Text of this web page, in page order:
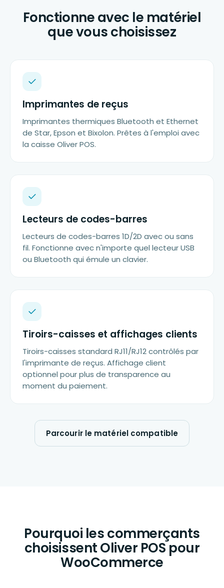
Fonctionne avec le matériel
que vous choisissez
Imprimantes de reçus
Imprimantes thermiques Bluetooth et Ethernet
de Star, Epson et Bixolon. Prêtes à l'emploi avec
la caisse Oliver POS.
Lecteurs de codes-barres
Lecteurs de codes-barres 1D/2D avec ou sans
fil. Fonctionne avec n'importe quel lecteur USB
ou Bluetooth qui émule un clavier.
Tiroirs-caisses et affichages clients
Tiroirs-caisses standard RJ11/RJ12 contrôlés par
l'imprimante de reçus. Affichage client
optionnel pour plus de transparence au
moment du paiement.
Parcourir le matériel compatible
Pourquoi les commerçants
choisissent Oliver POS pour
WooCommerce